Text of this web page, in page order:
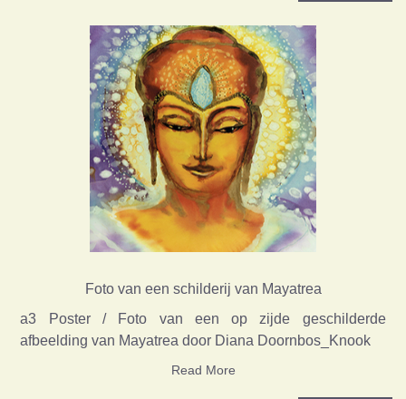
Foto van een schilderij van Mayatrea
a3 Poster / Foto van een op zijde geschilderde
afbeelding van Mayatrea door Diana Doornbos_Knook
Read More